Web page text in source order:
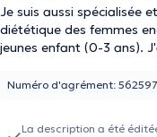
Je suis aussi spécialisée
diététique des femmes
jeunes enfant (0-3 ans).
Numéro d'agrément:
La description a été